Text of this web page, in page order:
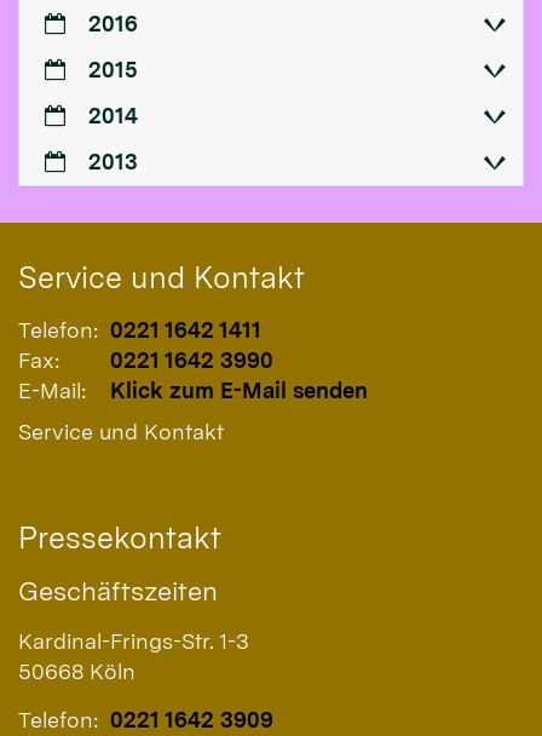
2016
2015
2014
2013
Service und Kontakt
Telefon: 0221 1642 1411
Fax:
0221 1642 3990
E-Mail:
Klick zum E-Mail senden
Service und Kontakt
Pressekontakt
Geschäftszeiten
Kardinal-Frings-Str. 1-3
50668 Köln
Telefon: 0221 1642 3909